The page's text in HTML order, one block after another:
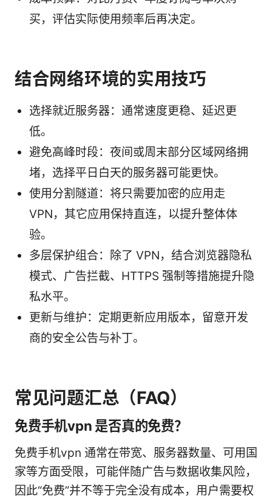
买，评估实际使用频率后再决定。
结合网络环境的实用技巧
选择就近服务器：通常速度更稳、延迟更
低。
避免高峰时段：夜间或周末部分区域网络拥
堵，选择平日白天的服务器可能更快。
使用分割隧道：将只需要加密的应用走
VPN，其它应用保持直连，以提升整体体
验。
多层保护组合：除了 VPN，结合浏览器隐私
模式、广告拦截、HTTPS 强制等措施提升隐
私水平。
更新与维护：定期更新应用版本，留意开发
商的安全公告与补丁。
常见问题汇总（FAQ）
免费手机vpn 是否真的免费？
免费手机vpn 通常在带宽、服务器数量、可用国
家等方面受限，可能伴随广告与数据收集风险，
因此“免费”并不等于完全没有成本，用户需要权